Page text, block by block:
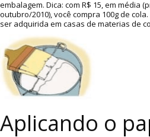
embalagem. Dica: com R$ 15, em média
outubro/2010), você compra 100g de
ser adquirida em casas de materias de
Aplicando o